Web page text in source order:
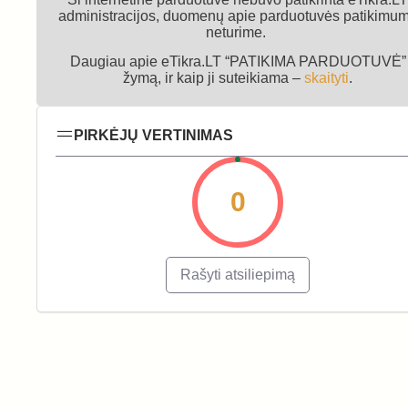
administracijos, duomenų apie parduotuvės
neturime.
Daugiau apie eTikra.LT “PATIKIMA PARDUOTUVĖ”
žymą, ir kaip ji suteikiama – skaityti.
PIRKĖJŲ VERTINIMAS
0
Rašyti atsiliepimą